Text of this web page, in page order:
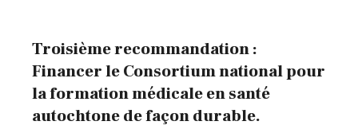
Troisième recommandation :
Financer le Consortium national pour
la formation médicale en santé
autochtone de façon durable.